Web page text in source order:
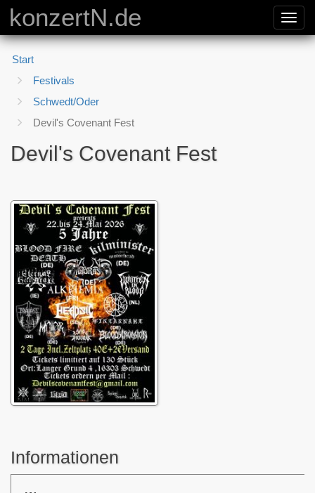
konzertN.de
Start
Festivals
Schwedt/Oder
Devil's Covenant Fest
Devil's Covenant Fest
Informationen